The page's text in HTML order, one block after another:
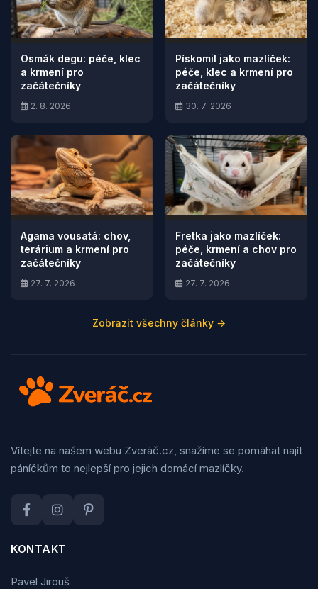
Osmák degu: péče, klec
a krmení pro
začátečníky
2. 8. 2026
Pískomil jako mazlíček:
péče, klec a krmení pro
začátečníky
30. 7. 2026
Agama vousatá: chov,
terárium a krmení pro
začátečníky
27. 7. 2026
Fretka jako mazlíček:
péče, krmení a chov pro
začátečníky
27. 7. 2026
Zobrazit všechny články →
Vítejte na našem webu Zveráč.cz, snažíme se pomáhat najít
páníčkům to nejlepší pro jejich domácí mazlíčky.
KONTAKT
Pavel Jirouš